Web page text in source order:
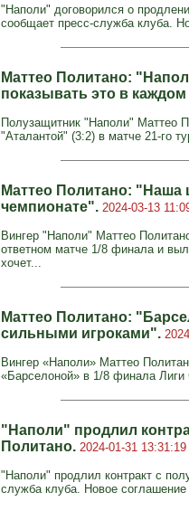
"Наполи" договорился о
сообщает пресс-служба клуба.
Маттео Политано:
показывать это в
Полузащитник "Наполи" Маттео
"Аталантой" (3:2) в матче 21-го
Маттео Политано: "Наша
чемпионате". 2024-03-13
Вингер "Наполи" Маттео
ответном матче 1/8 финала и
хочет...
Маттео Политано:
сильными игроками".
Вингер «Наполи» Маттео
«Барселоной» в 1/8 финала Лиги
"Наполи" продлил
Политано. 2024-01-31 13:31:19
"Наполи" продлил контракт с
служба клуба. Новое